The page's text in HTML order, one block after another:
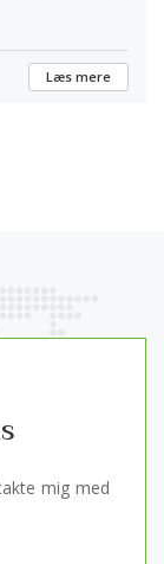
Læs mere
mig med